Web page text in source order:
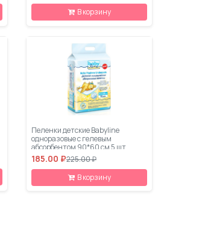
В корзину
Пеленки детские Babyline
одноразовые с гелевым
абсорбентом 90*60 см 5 шт
185.00 ₽225.00 ₽
В корзину